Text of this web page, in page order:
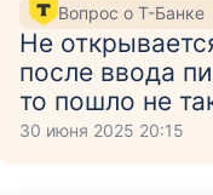
Вопрос о Т-Банке
Не
после ввода
то пошло не
30 июня 2025 20:15